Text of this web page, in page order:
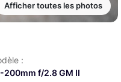
Afficher toutes les photos
:
200mm f/2.8 GM II